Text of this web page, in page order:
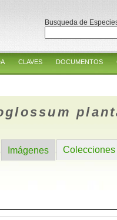
Busqueda de
CLAVES DOCUMENTOS
Imágenes Colecciones